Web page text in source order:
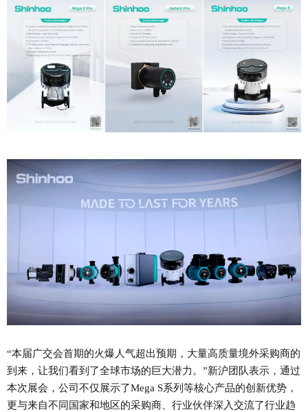
“本届广交会首期的火爆人气超出预期，大量高质量境外采购商的
到来，让我们看到了全球市场的巨大潜力。”新沪团队表示，通过
本次展会，公司不仅展示了Mega S系列等核心产品的创新优势，
更与来自不同国家和地区的采购商、行业伙伴深入交流了行业趋